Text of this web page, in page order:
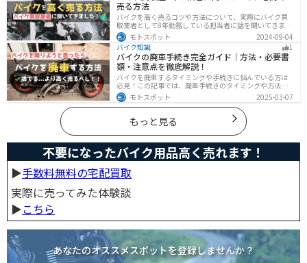
売る方法
バイクを高く売るコツや方法について、実際にバイク買
取業者として8年勤務している担当者に話を聞いてきまし
た！高く買い取ってもらえるバイクの特徴や業者がどの
くらい利益を上乗せしているかなど、バイクを売ろうと
している人は必見の内容になっています。
モトスポット
2024-09-04
バイク知識
1
バイクの廃車手続き完全ガイド｜方法・必要書
類・注意点を徹底解説！
バイクを廃車するタイミングや手続きに悩んでいる方は
必見！この記事では、廃車手続きのタイミングや方法、
流れを解説しています。実は、手続きの注意点や業者に
依頼する際のポイントがあります。記事を読めば、バイ
クの廃車手続きがスムーズに行えるでしょう。
モトスポット 2025-03-07
もっと見る
不要になったバイク用品高く売れます！
▶︎手数料無料の宅配買取
実際に売ってみた体験談
▶︎こちら
あなたのオススメスポットを登録しませんか？